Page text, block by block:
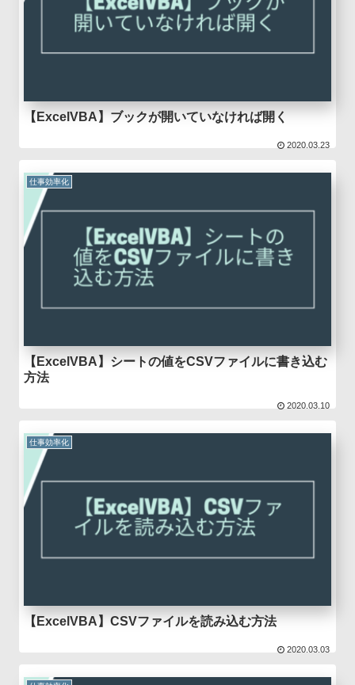
【ExcelVBA】ブックが開いていなければ開く
2020.03.23
仕事効率化
【ExcelVBA】シートの値をCSVファイルに書き込む
方法
2020.03.10
仕事効率化
【ExcelVBA】CSVファイルを読み込む方法
2020.03.03